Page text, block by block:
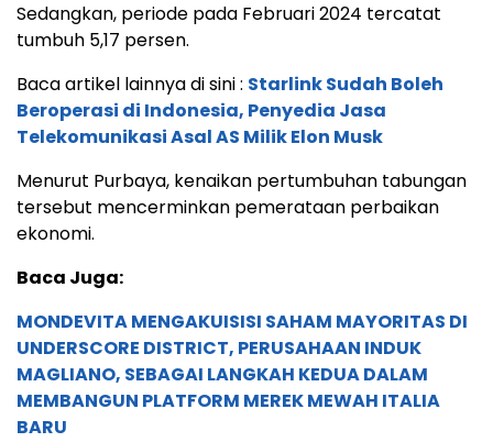
Sedangkan, periode pada Februari 2024 tercatat
tumbuh 5,17 persen.
Baca artikel lainnya di sini : Starlink Sudah Boleh
Beroperasi di Indonesia, Penyedia Jasa
Telekomunikasi Asal AS Milik Elon Musk
Menurut Purbaya, kenaikan pertumbuhan tabungan
tersebut mencerminkan pemerataan perbaikan
ekonomi.
Baca Juga:
MONDEVITA MENGAKUISISI SAHAM MAYORITAS DI
UNDERSCORE DISTRICT, PERUSAHAAN INDUK
MAGLIANO, SEBAGAI LANGKAH KEDUA DALAM
MEMBANGUN PLATFORM MEREK MEWAH ITALIA
BARU